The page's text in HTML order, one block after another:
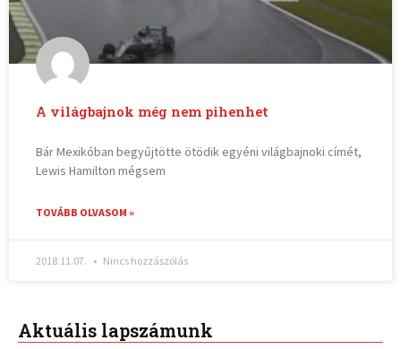
A világbajnok még nem pihenhet
Bár Mexikóban begyűjtötte ötödik egyéni világbajnoki címét,
Lewis Hamilton mégsem
TOVÁBB OLVASOM »
2018.11.07. Nincs hozzászólás
Aktuális lapszámunk